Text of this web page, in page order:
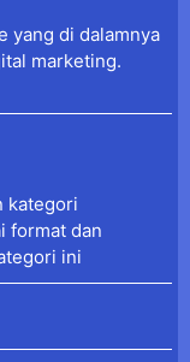
yang di dalamnya
marketing.
kategori
format dan
ini